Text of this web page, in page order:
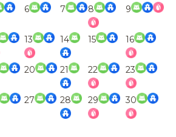
6 7 8 9
13 14 15 16
20 21 22 23
27 28 29 30